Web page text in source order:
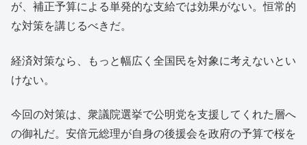
が、補正予算による単発的な支給では効果がない。恒常的
な対策を講じるべきだ。
経済対策なら、もっと幅広く全国民を対象に考えないとい
けない。
今回の対策は、衆議院選挙で公明党を支援してくれた層へ
の御礼だ。安倍元総理が自身の後援会を政府の予算で桜を